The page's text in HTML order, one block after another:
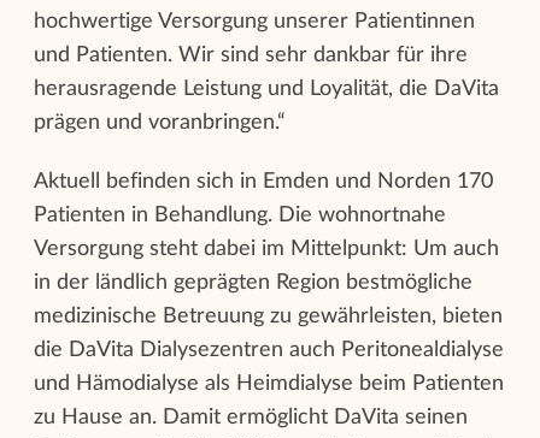
hochwertige Versorgung unserer Patientinnen
und Patienten. Wir sind sehr dankbar für ihre
herausragende Leistung und Loyalität, die DaVita
prägen und voranbringen.“
Aktuell befinden sich in Emden und Norden 170
Patienten in Behandlung. Die wohnortnahe
Versorgung steht dabei im Mittelpunkt: Um auch
in der ländlich geprägten Region bestmögliche
medizinische Betreuung zu gewährleisten, bieten
die DaVita Dialysezentren auch Peritonealdialyse
und Hämodialyse als Heimdialyse beim Patienten
zu Hause an. Damit ermöglicht DaVita seinen